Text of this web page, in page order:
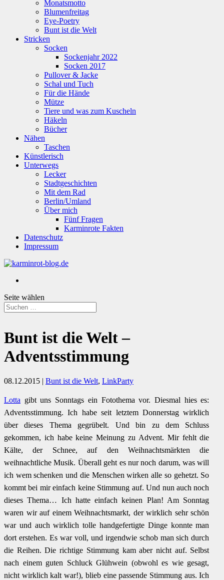
Monatsmotto
Blumenfreitag
Eye-Poetry
Bunt ist die Welt
Stricken
Socken
Sockenjahr 2022
Socken 2017
Pullover & Jacke
Schal und Tuch
Für die Hände
Mütze
Tiere und was zum Kuscheln
Häkeln
Bücher
Nähen
Taschen
Künstlerisch
Unterwegs
Lecker
Stadtgeschichten
Mit dem Rad
Berlin/Umland
Über mich
Fünf Fragen
Karminrote Fakten
Datenschutz
Impressum
Seite wählen
Bunt ist die Welt –
Adventsstimmung
08.12.2015 | Bunt ist die Welt, LinkParty
Lotta gibt uns Sonntags ein Fotothema vor. Diesmal hies es:
Adventsstimmung. Ich habe seit letztem Donnerstag wirklich
über dieses Thema gegrübelt. Und bin zu dem Schluss
gekommen, ich habe keine Meinung zu Advent. Mir fehlt die
Kälte, der Schnee, auf den Weihnachtsmärkten die
weihnachtliche Musik. Überall geht es nur noch darum, was will
ich wem schenken und die Menschen wirken alle so gehetzt. So
kommt bei mir einfach keine Stimmung auf. Und nun auch noch
dieses Thema… Ich hatte einfach keinen Plan! Am Sonntag
waren wir auf einem Weihnachtsmarkt, der wirklich sehr schön
war und auch wirklich tolle handgefertigte Dinge konnte man
dort erstehen. Es war voll, und irgendwie schob man sich durch
die Reihen. Die richtige Stimmung kam aber nicht auf. Selbst
nach einem guten Schluck Glühwein (obwohl es wie gesagt,
nicht wirklich kalt war!), blieb eine passende Stimmung aus. Ich